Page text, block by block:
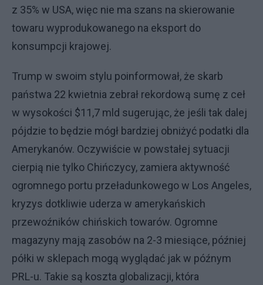
z 35% w USA, więc nie ma szans na skierowanie
towaru wyprodukowanego na eksport do
konsumpcji krajowej.
Trump w swoim stylu poinformował, że skarb
państwa 22 kwietnia zebrał rekordową sumę z ceł
w wysokości $11,7 mld sugerując, że jeśli tak dalej
pójdzie to będzie mógł bardziej obniżyć podatki dla
Amerykanów. Oczywiście w powstałej sytuacji
cierpią nie tylko Chińczycy, zamiera aktywność
ogromnego portu przeładunkowego w Los Angeles,
kryzys dotkliwie uderza w amerykańskich
przewoźników chińskich towarów. Ogromne
magazyny mają zasobów na 2-3 miesiące, później
półki w sklepach mogą wyglądać jak w późnym
PRL-u. Takie są koszta globalizacji, która